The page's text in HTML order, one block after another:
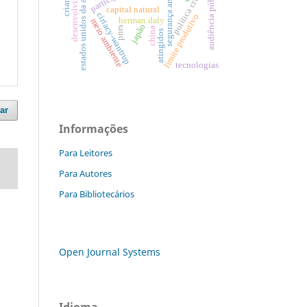
ciriacy-wantrupherman dalylimite produtivo
capital natural
meio ambiente
estados unidos da américa japão audiência pública
atingidos
pnrs china
tecnologias
Informações
Para Leitores
Para Autores
Para Bibliotecários
Open Journal Systems